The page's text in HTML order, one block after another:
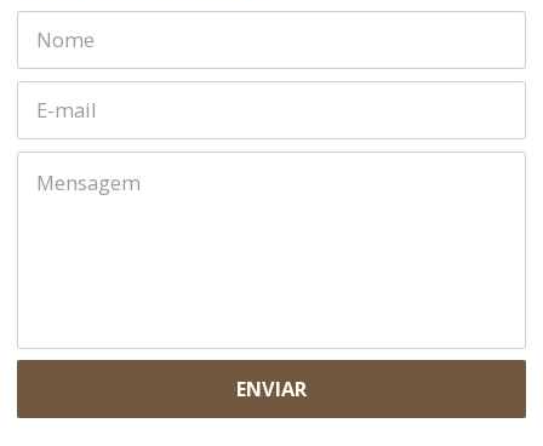
ENVIAR